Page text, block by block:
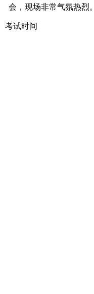
会，现场非常气氛热烈。
考试时间